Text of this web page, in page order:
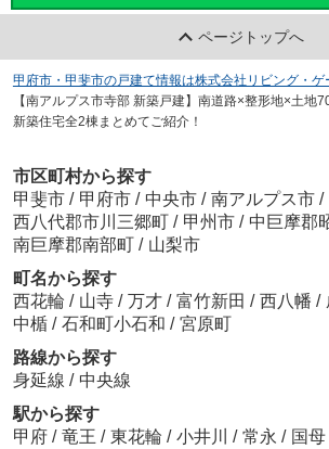
ページトップへ
甲府市・甲斐市の戸建て情報は株式会社リビング・ゲ
【南アルプス市寺部 新築戸建】南道路×整形地×土地
新築住宅全2棟まとめてご紹介！
市区町村から探す
甲斐市 / 甲府市 / 中央市 / 南アルプス市 /
西八代郡市川三郷町 / 甲州市 / 中巨摩郡
南巨摩郡南部町 / 山梨市
町名から探す
西花輪 / 山寺 / 万才 / 富竹新田 / 西八幡 /
中楯 / 石和町小石和 / 宮原町
路線から探す
身延線 / 中央線
駅から探す
甲府 / 竜王 / 東花輪 / 小井川 / 常永 / 国母